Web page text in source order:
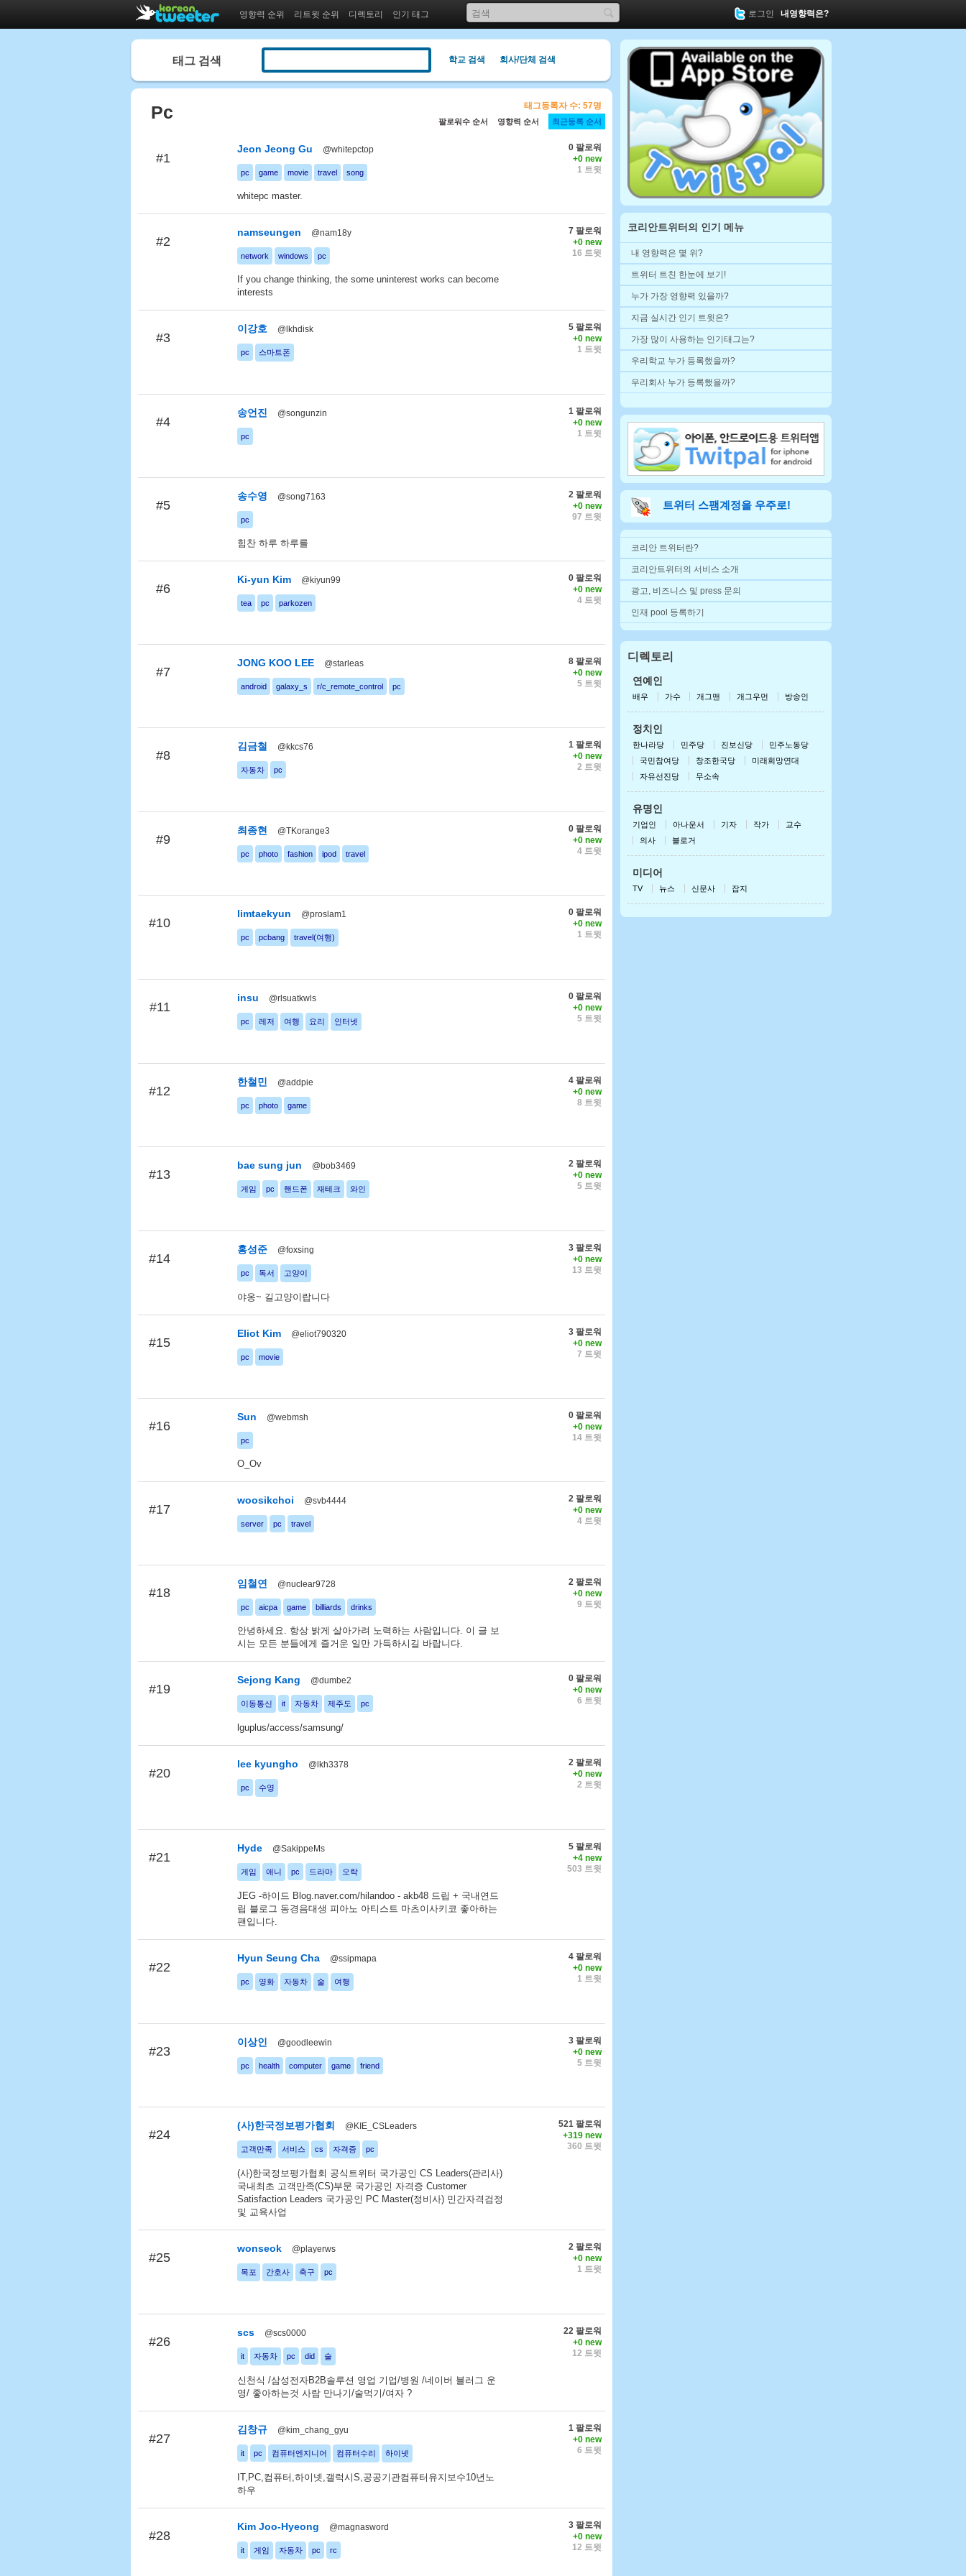
영향력 순위 리트윗 순위 디렉토리 인기 태그 내영향력은?
로그인
태그 검색 학교 검색 회사/단체 검색
Pc 태그등록자 수: 57명
팔로워수 순서 영향력 순서 최근등록 순서
#1
0 팔로워
+0 new
1 트윗
Jeon Jeong Gu @whitepctop
pc game movie travel song
whitepc master.
#2
7 팔로워
+0 new
16 트윗
namseungen @nam18y
network windows pc
If you change thinking, the some uninterest works can become
interests
#3
5 팔로워
+0 new
1 트윗
이강호 @lkhdisk
pc 스마트폰
#4
1 팔로워
+0 new
1 트윗
송언진 @songunzin
pc
#5
2 팔로워
+0 new
97 트윗
송수영 @song7163
pc
힘찬 하루 하루를
#6
0 팔로워
+0 new
4 트윗
Ki-yun Kim @kiyun99
tea pc parkozen
#7
8 팔로워
+0 new
5 트윗
JONG KOO LEE @starleas
android galaxy_s r/c_remote_control pc
#8
1 팔로워
+0 new
2 트윗
김금철 @kkcs76
자동차 pc
#9
0 팔로워
+0 new
4 트윗
최종현 @TKorange3
pc photo fashion ipod travel
#10
0 팔로워
+0 new
1 트윗
limtaekyun @proslam1
pc pcbang travel(여행)
#11
0 팔로워
+0 new
5 트윗
insu @rlsuatkwls
pc 레저 여행 요리 인터넷
#12
4 팔로워
+0 new
8 트윗
한철민 @addpie
pc photo game
#13
2 팔로워
+0 new
5 트윗
bae sung jun @bob3469
게임 pc 핸드폰 재테크 와인
#14
3 팔로워
+0 new
13 트윗
홍성준 @foxsing
pc 독서 고양이
야옹~ 길고양이랍니다
#15
3 팔로워
+0 new
7 트윗
Eliot Kim @eliot790320
pc movie
#16
0 팔로워
+0 new
14 트윗
Sun @webmsh
pc
O_Ov
#17
2 팔로워
+0 new
4 트윗
woosikchoi @svb4444
server pc travel
#18
2 팔로워
+0 new
9 트윗
임철연 @nuclear9728
pc aicpa game billiards drinks
안녕하세요. 항상 밝게 살아가려 노력하는 사람입니다. 이 글 보
시는 모든 분들에게 즐거운 일만 가득하시길 바랍니다.
#19
0 팔로워
+0 new
6 트윗
Sejong Kang @dumbe2
이동통신 it 자동차 제주도 pc
lguplus/access/samsung/
#20
2 팔로워
+0 new
2 트윗
lee kyungho @lkh3378
pc 수영
#21
5 팔로워
+4 new
503 트윗
Hyde @SakippeMs
게임 애니 pc 드라마 오락
JEG -하이드 Blog.naver.com/hilandoo - akb48 드립 + 국내연드
립 블로그 동경음대생 피아노 아티스트 마츠이사키코 좋아하는
팬입니다.
#22
4 팔로워
+0 new
1 트윗
Hyun Seung Cha @ssipmapa
pc 영화 자동차 술 여행
#23
3 팔로워
+0 new
5 트윗
이상인 @goodleewin
pc health computer game friend
#24
521 팔로워
+319 new
360 트윗
(사)한국정보평가협회 @KIE_CSLeaders
고객만족 서비스 cs 자격증 pc
(사)한국정보평가협회 공식트위터 국가공인 CS Leaders(관리사)
국내최초 고객만족(CS)부문 국가공인 자격증 Customer
Satisfaction Leaders 국가공인 PC Master(정비사) 민간자격검정
및 교육사업
#25
2 팔로워
+0 new
1 트윗
wonseok @playerws
목포 간호사 축구 pc
#26
22 팔로워
+0 new
12 트윗
scs @scs0000
it 자동차 pc did 술
신천식 /삼성전자B2B솔루션 영업 기업/병원 /네이버 블러그 운
영/ 좋아하는것 사람 만나기/술먹기/여자 ?
#27
1 팔로워
+0 new
6 트윗
김창규 @kim_chang_gyu
it pc 컴퓨터엔지니어 컴퓨터수리 하이넷
IT,PC,컴퓨터,하이넷,갤럭시S,공공기관컴퓨터유지보수10년노
하우
#28
3 팔로워
+0 new
12 트윗
Kim Joo-Hyeong @magnasword
it 게임 자동차 pc rc
코리안트위터의 인기 메뉴
내 영향력은 몇 위?
트위터 트친 한눈에 보기!
누가 가장 영향력 있을까?
지금 실시간 인기 트윗은?
가장 많이 사용하는 인기태그는?
우리학교 누가 등록했을까?
우리회사 누가 등록했을까?
아이폰/패드용 받기
트위터 스팸계정을 우주로!
코리안 트위터란?
코리안트위터의 서비스 소개
광고, 비즈니스 및 press 문의
인재 pool 등록하기
디렉토리
연예인
배우 가수 개그맨 개그우먼 방송인
정치인
한나라당 민주당 진보신당
민주노동당
국민참여당
창조한국당
미래희망연대
자유선진당
무소속
유명인
기업인 아나운서 기자 작가
교수
의사
블로거
미디어
TV 뉴스 신문사 잡지